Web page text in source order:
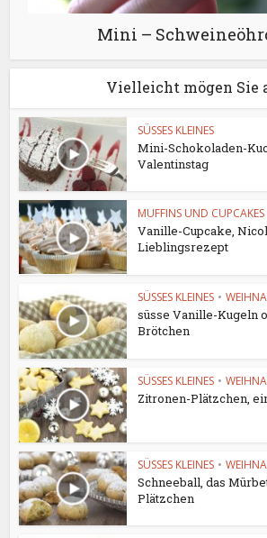
Mini –
Vielleicht mögen Sie
SÜSSES KLEINES
Mini-Schokoladen-
Valentinstag
MUFFINS UND CUPCAKES
Vanille-Cupcake,
Lieblingsrezept
SÜSSES KLEINES •
süsse Vanille-Kugeln
Brötchen
SÜSSES KLEINES •
Zitronen-Plätzchen,
SÜSSES KLEINES •
Schneeball, das
Plätzchen